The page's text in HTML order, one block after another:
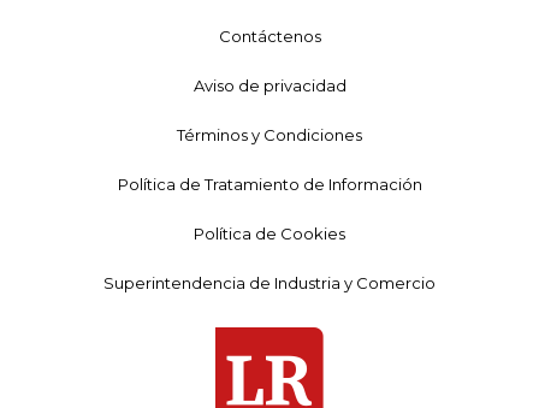
Contáctenos
Aviso de privacidad
Términos y Condiciones
Política de Tratamiento de Información
Política de Cookies
Superintendencia de Industria y Comercio